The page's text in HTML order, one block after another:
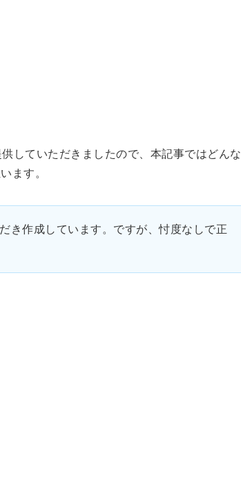
していただきましたので、本記事ではどんな
ます。
き作成しています。ですが、忖度なしで正